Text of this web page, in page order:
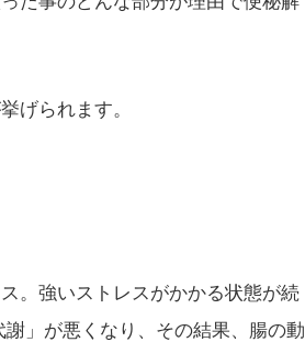
げられます。
。強いストレスがかかる状態が続
」が悪くなり、その結果、腸の動